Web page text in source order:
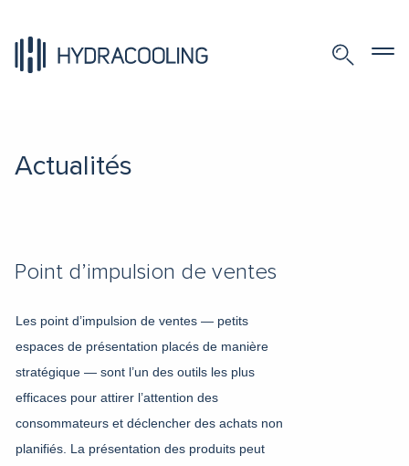
Actualités
Point d’impulsion de ventes
Les point d’impulsion de ventes — petits
espaces de présentation placés de manière
stratégique — sont l’un des outils les plus
efficaces pour attirer l’attention des
consommateurs et déclencher des achats non
planifiés. La présentation des produits peut